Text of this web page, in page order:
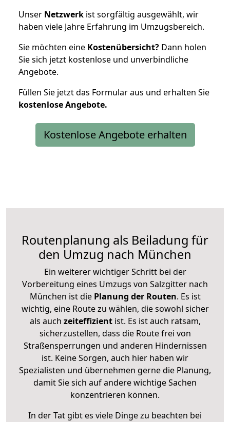
Unser Netzwerk ist sorgfältig ausgewählt, wir
haben viele Jahre Erfahrung im Umzugsbereich.
Sie möchten eine Kostenübersicht? Dann holen
Sie sich jetzt kostenlose und unverbindliche
Angebote.
Füllen Sie jetzt das Formular aus und erhalten Sie
kostenloseAngebote.
Kostenlose Angebote erhalten
Routenplanung als Beiladung für
den Umzug nach München
Ein weiterer wichtiger Schritt bei der
Vorbereitung eines Umzugs von Salzgitter nach
München ist diePlanung der Routen. Es ist
wichtig, eine Route zu wählen, die sowohl sicher
als auch zeiteffizientist. Es ist auch ratsam,
sicherzustellen, dass die Route frei von
Straßensperrungen und anderen Hindernissen
ist. Keine Sorgen, auch hier haben wir
Spezialisten und übernehmen gerne die Planung,
damit Sie sich auf andere wichtige Sachen
konzentrieren können.
In der Tat gibt es viele Dinge zu beachten bei